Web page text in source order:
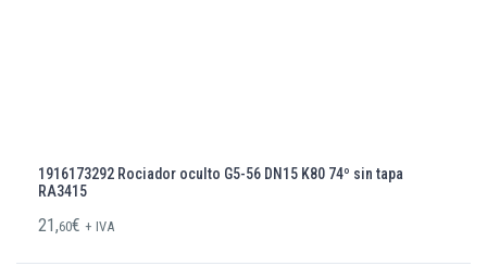
1916173292 Rociador oculto G5-56 DN15 K80 74º sin tapa
RA3415
21,60€ + IVA